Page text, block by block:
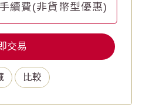
續費(非貨幣型優惠)
比較
交易